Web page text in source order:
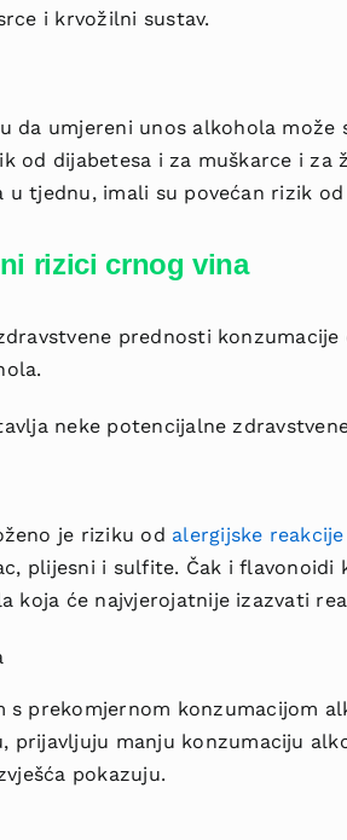
i krvožilni sustav.
da umjereni unos alkohola
od dijabetesa i za muškarce i za
u tjednu, imali su povećan rizik od
rizici crnog vina
prednosti
neke potencijalne
je riziku od alergijske reakcije
plijesni i sulfite. Čak i
koja će najvjerojatnije izazvati
s prekomjernom konzumacijom
prijavljuju manju konzumaciju
pokazuju.